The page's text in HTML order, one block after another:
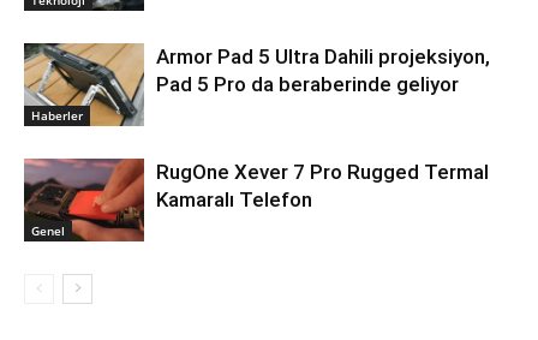
Haberler
Armor Pad 5 Ultra Dahili projeksiyon,
Pad 5 Pro da beraberinde geliyor
Genel
RugOne Xever 7 Pro Rugged Termal
Kamaralı Telefon